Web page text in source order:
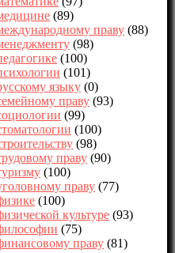
(89)
праву (88)
(98)
(100)
(101)
языку (0)
праву (93)
(99)
(100)
(98)
праву (90)
(100)
праву (77)
(100)
культуре (93)
(75)
праву (81)